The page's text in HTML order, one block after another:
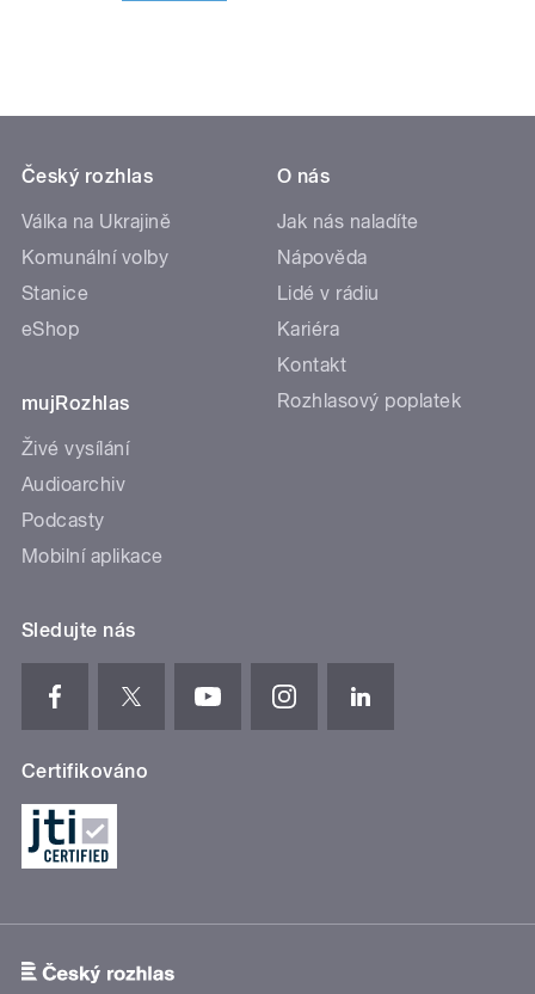
Český rozhlas
Válka na Ukrajině
Komunální volby
Stanice
eShop
mujRozhlas
Živé vysílání
Audioarchiv
Podcasty
Mobilní aplikace
O nás
Jak nás naladíte
Nápověda
Lidé v rádiu
Kariéra
Kontakt
Rozhlasový poplatek
Sledujte nás
Certifikováno